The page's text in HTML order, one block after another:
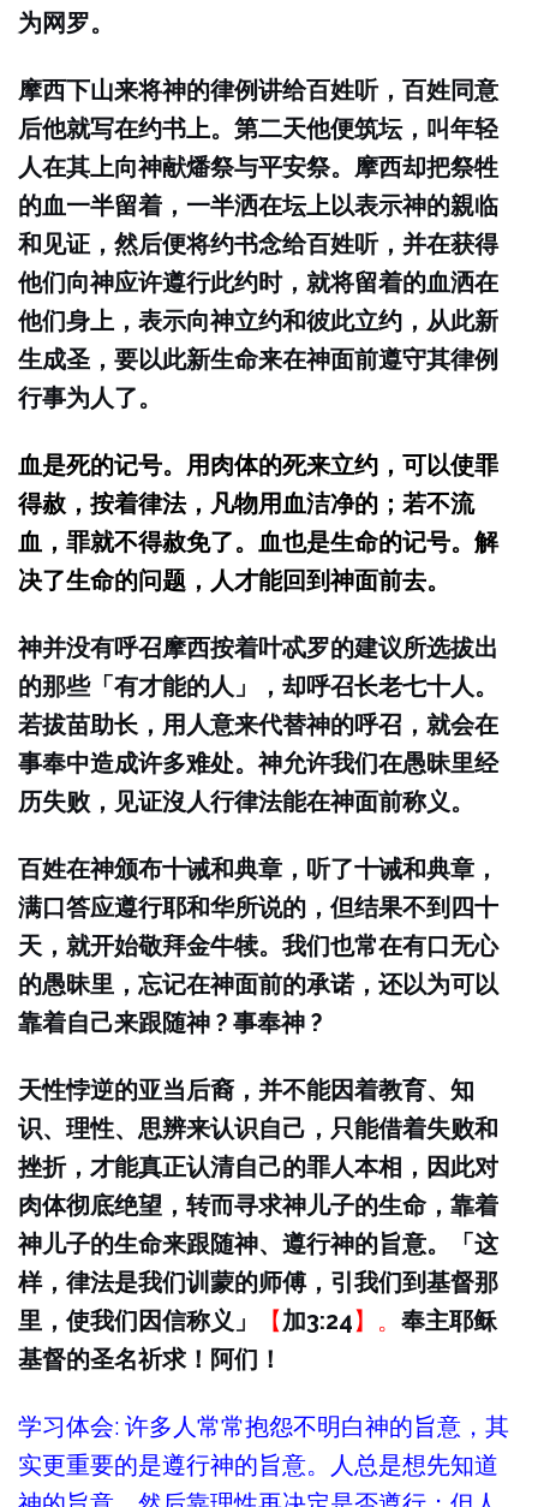
为网罗。
摩西下山来将神的律例讲给百姓听，百姓同意
后他就写在约书上。第二天他便筑坛，叫年轻
人在其上向神献燔祭与平安祭。摩西却把祭牲
的血一半留着，一半洒在坛上以表示神的親临
和见证，然后便将约书念给百姓听，并在获得
他们向神应许遵行此约时，就将留着的血洒在
他们身上，表示向神立约和彼此立约，从此新
生成圣，要以此新生命来在神面前遵守其律例
行事为人了。
血是死的记号。用肉体的死来立约，可以使罪
得赦，按着律法，凡物用血洁净的；若不流
血，罪就不得赦免了。血也是生命的记号。解
决了生命的问题，人才能回到神面前去。
神并没有呼召摩西按着叶忒罗的建议所选拔出
的那些「有才能的人」，却呼召长老七十人。
若拔苗助长，用人意来代替神的呼召，就会在
事奉中造成许多难处。神允许我们在愚昧里经
历失败，见证沒人行律法能在神面前称义。
百姓在神颁布十诫和典章，听了十诫和典章，
满口答应遵行耶和华所说的，但结果不到四十
天，就开始敬拜金牛犊。我们也常在有口无心
的愚昧里，忘记在神面前的承诺，还以为可以
靠着自己来跟随神 ? 事奉神 ?
天性悖逆的亚当后裔，并不能因着教育、知
识、理性、思辨来认识自己，只能借着失败和
挫折，才能真正认清自己的罪人本相，因此对
肉体彻底绝望，转而寻求神儿子的生命，靠着
神儿子的生命来跟随神、遵行神的旨意。「这
样，律法是我们训蒙的师傅，引我们到基督那
里，使我们因信称义」
【加3:24】。 奉主耶稣
基督的圣名祈求！阿们！
学习体会: 许多人常常抱怨不明白神的旨意，其
实更重要的是遵行神的旨意。人总是想先知道